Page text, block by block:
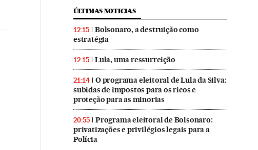
ÚLTIMAS NOTICIAS
12:15
Bolsonaro, a destruição como
estratégia
12:15 Lula, uma ressurreição
21:14
O programa eleitoral de Lula da Silva:
subidas de impostos para os ricos e
proteção para as minorias
20:55
Programa eleitoral de Bolsonaro:
privatizações e privilégios legais para a
Polícia